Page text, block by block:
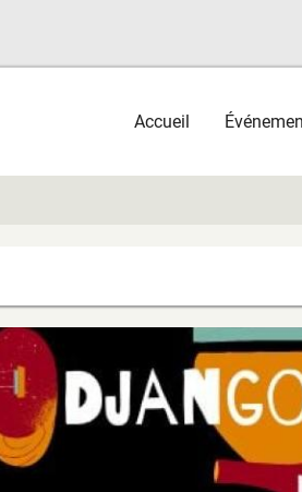
Main
navigation
Accueil